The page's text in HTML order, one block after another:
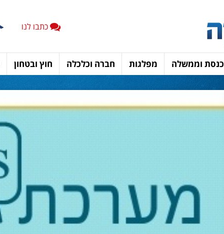
כתבו לנו
כנסת וממשלה מפלגות חברה וכלכלה חוץ ובטחון